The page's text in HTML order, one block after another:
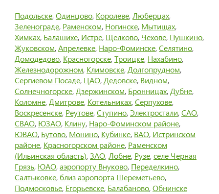
Подольске,Одинцово, Королеве,Люберцах,
Зеленограде, Раменском, Ногинске, Мытищах,
Химках, Балашихе, Истре, Щелково, Чехове, Пушкино,
Жуковском,Апрелевке, Наро-Фоминске,Селятино,
Домодедово, Красногорске,Троицке, Нахабино,
Железнодорожном, Климовске,Долгопрудном,
Сергиевом Посаде, ЦАО,Дедовске, Видном,
Солнечногорске,Дзержинском, Бронницах,Дубне,
Коломне,Дмитрове, Котельниках,Серпухове,
Воскресенске, Реутове,Ступино,Электростали,САО,
СВАО, ЮЗАО, Клину, Наро-Фоминском районе,
ЮВАО, Бутово, Монино, Кубинке, ВАО, Истринском
районе, Красногорском районе, Раменском
(Ильинская область),ЗАО,Лобне, Рузе,селе Черная
Грязь, ЮАО,аэропорту Внуково, Переделкино,
Салтыковке, близ аэропорта Шереметьево,
Подмосковье, Егорьевске, Балабаново,Обнинске